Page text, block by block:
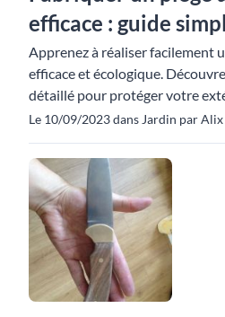
efficace : guide
Apprenez à réaliser facilement
efficace et écologique.
détaillé pour protéger votre
Le 10/09/2023 dans Jardin par Alix